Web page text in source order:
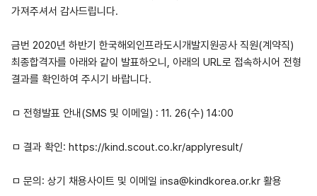
가져주셔서 감사드립니다.
금번 2020년 하반기 한국해외인프라도시개발지원공사 직원(계약직)
최종합격자를 아래와 같이 발표하오니, 아래의 URL로 접속하시어 전형
결과를 확인하여 주시기 바랍니다.
ㅁ 전형발표 안내(SMS 및 이메일) : 11. 26(수) 14:00
ㅁ 결과 확인: https://kind.scout.co.kr/applyresult/
ㅁ 문의: 상기 채용사이트 및 이메일 insa@kindkorea.or.kr 활용